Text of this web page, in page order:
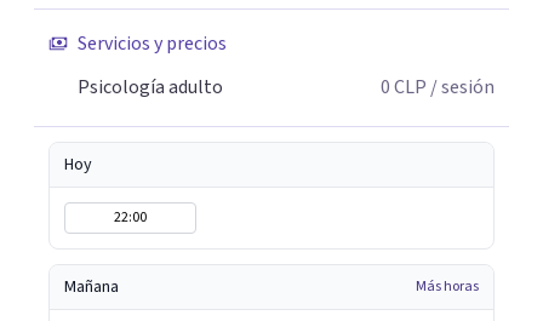
Servicios y precios
Psicología adulto
0CLP / sesión
Hoy
22:00
Mañana Más horas